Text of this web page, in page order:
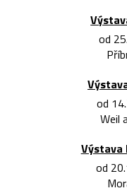
od
od
Weil
Výstava
od